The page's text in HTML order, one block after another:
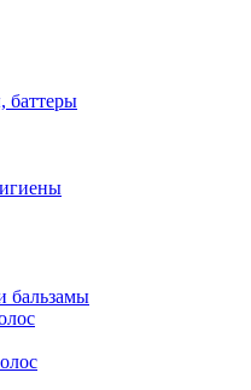
баттеры
бальзамы